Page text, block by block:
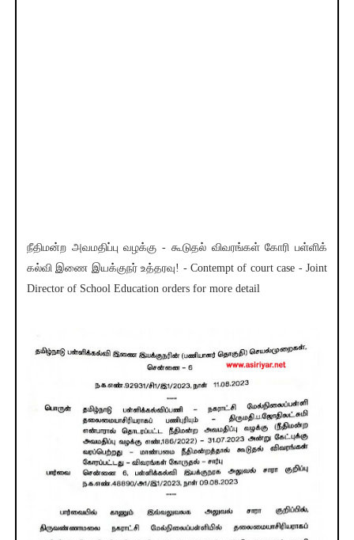
நீதிமன்ற அவமதிப்பு வழக்கு - கூடுதல் விவரங்கள் கோரி பள்ளிக்
கல்வி இணை இயக்குநர் உத்தரவு! - Contempt of court case - Joint
Director of School Education orders for more detail